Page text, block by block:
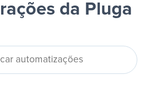
da Pluga